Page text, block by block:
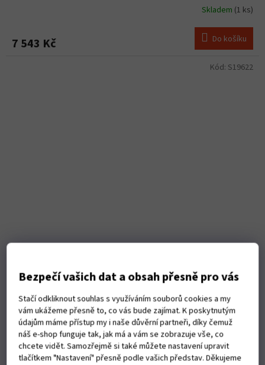
Bezpečí vašich dat a obsah přesně pro vás
Stačí odkliknout souhlas s využíváním souborů cookies a my
vám ukážeme přesně to, co vás bude zajímat. K poskytnutým
údajům máme přístup my i naše důvěrní partneři, díky čemuž
náš e-shop funguje tak, jak má a vám se zobrazuje vše, co
chcete vidět. Samozřejmě si také můžete nastavení upravit
tlačítkem "Nastavení" přesně podle vašich představ. Děkujeme
Skladem (1 ks)
7 543 Kč Do košíku
Skladem
6 452 Kč Do košíku
Jedná se o zcela novou generaci hořáků ESAB PSF, která byla
navržena tak, aby spotřební díly byly plně kompatibilní s hořáky PSF
Kód: S19622